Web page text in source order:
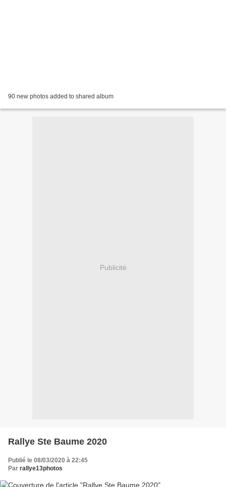
90 new photos added to shared album
Publicité
Rallye Ste Baume 2020
Publié le 08/03/2020 à 22:45
Par rallye13photos